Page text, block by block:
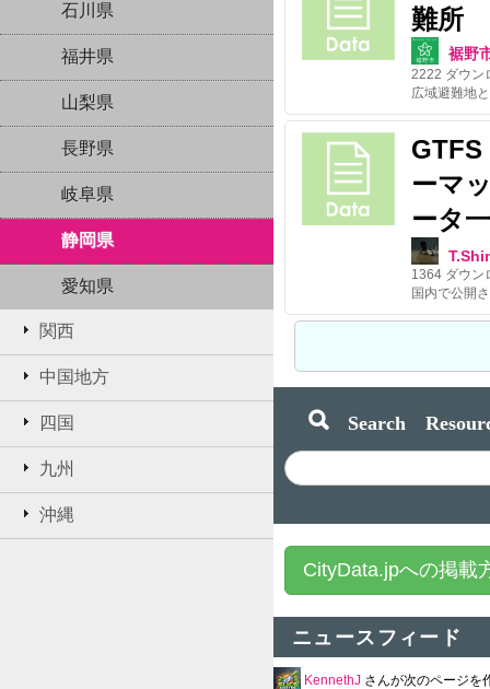
石川県
福井県
山梨県
長野県
岐阜県
静岡県
愛知県
関西
中国地方
四国
九州
沖縄
難所
裾野
2222 ダウン
広域避難地
ーマ
ータ
1364 ダウン
Search
CityData.jpへの掲載
ニュースフィード
KennethJ さんが次のページを